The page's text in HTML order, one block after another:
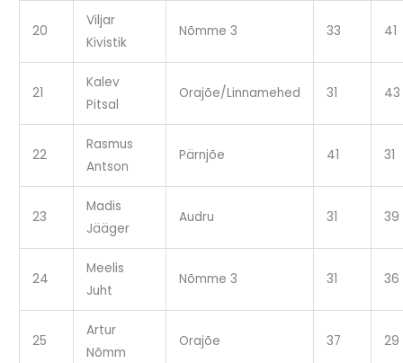
20
Viljar
Kivistik
Nõmme 3 33 41
21
Kalev
Pitsal
Orajõe/Linnamehed 31 43
22
Rasmus
Antson
Pärnjõe 41 31
23
Madis
Jääger
Audru 31 39
24
Meelis
Juht
Nõmme 3 31 36
25
Artur
Nõmm
Orajõe 37 29